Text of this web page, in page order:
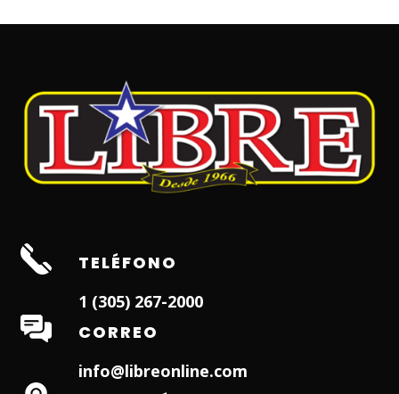
TELÉFONO
1 (305) 267-2000
CORREO
info@libreonline.com